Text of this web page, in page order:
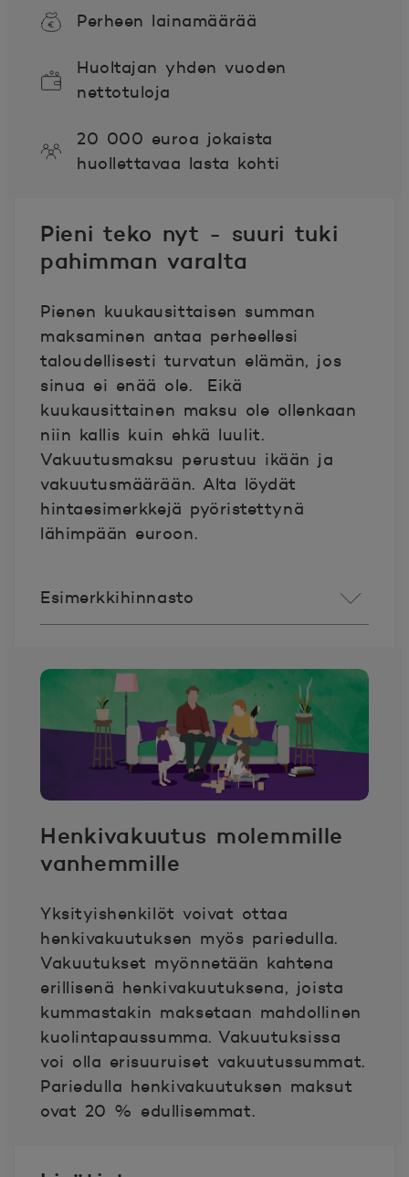
Perheen lainamäärää
Huoltajan yhden vuoden
nettotuloja
20 000 euroa jokaista
huollettavaa lasta kohti
Pieni teko nyt - suuri tuki
pahimman varalta
Pienen kuukausittaisen summan
maksaminen antaa perheellesi
taloudellisesti turvatun elämän, jos
sinua ei enää ole. Eikä
kuukausittainen maksu ole ollenkaan
niin kallis kuin ehkä luulit.
Vakuutusmaksu perustuu ikään ja
vakuutusmäärään. Alta löydät
hintaesimerkkejä pyöristettynä
lähimpään euroon.
Esimerkkihinnasto
Henkivakuutus molemmille
vanhemmille
Yksityishenkilöt voivat ottaa
henkivakuutuksen myös pariedulla.
Vakuutukset myönnetään kahtena
erillisenä henkivakuutuksena, joista
kummastakin maksetaan mahdollinen
kuolintapaussumma. Vakuutuksissa
voi olla erisuuruiset vakuutussummat.
Pariedulla henkivakuutuksen maksut
ovat 20 % edullisemmat.